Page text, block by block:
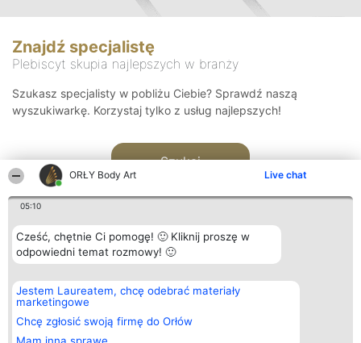
ORŁY Body Art Live chat
05:10
Cześć, chętnie Ci pomogę! 🙂 Kliknij proszę w
odpowiedni temat rozmowy! 🙂
Jestem Laureatem, chcę odebrać materiały
marketingowe
Chcę zgłosić swoją firmę do Orłów
Znajdź specjalistę
Plebiscyt skupia najlepszych w branży
Szukasz specjalisty w pobliżu Ciebie? Sprawdź naszą
wyszukiwarkę. Korzystaj tylko z usług najlepszych!
Szukaj
Organizator plebiscytu
Bright Side Solutions sp. z o.
o. sp. k.
ul. Ruska 22
Wrocław 50-079
KRS 0000749100 | Regon
Plebiscyt
Laureaci
wszystkich
Laureatów
Kontakt
Kontakt